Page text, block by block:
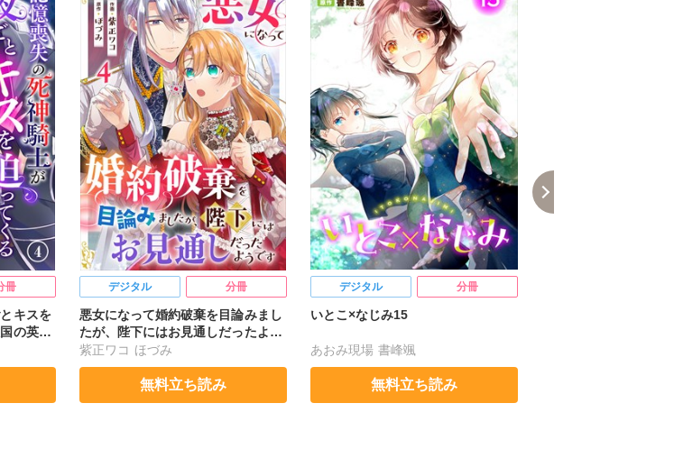
冊
キスを
の英雄
デジタル 分冊
悪女になって婚約破棄を目論みまし
たが、陛下にはお見通しだったよう
です4
紫正ワコ ほづみ
無料立ち読み
デジタル 分冊
いとこ×なじみ15
あおみ現場 書峰颯
無料立ち読み